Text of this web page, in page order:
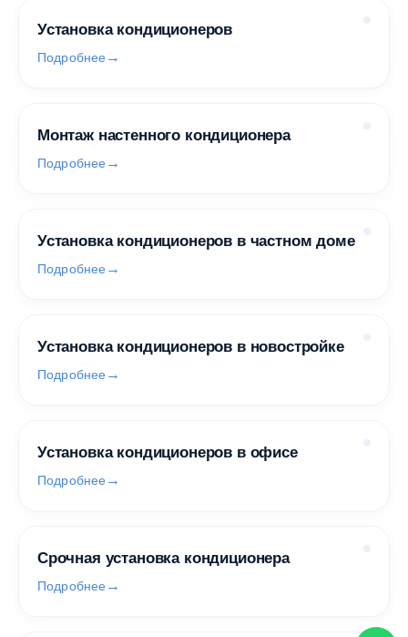
Установка кондиционеров
Подробнее
Монтаж настенного кондиционера
Подробнее
Установка кондиционеров в частном доме
Подробнее
Установка кондиционеров в новостройке
Подробнее
Установка кондиционеров в офисе
Подробнее
Срочная установка кондиционера
Подробнее